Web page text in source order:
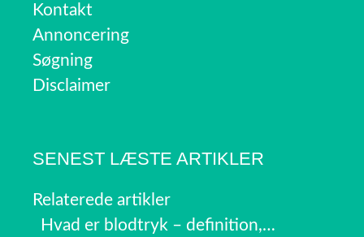
Kontakt
Annoncering
Søgning
Disclaimer
SENEST LÆSTE ARTIKLER
Relaterede artikler
Hvad er blodtryk – definition,…